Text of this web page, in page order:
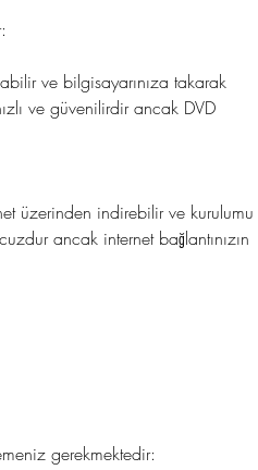
ve bilgisayarınıza takarak
ve güvenilirdir ancak DVD
üzerinden indirebilir ve kurulumu
ancak internet bağlantınızın
gerekmektedir: